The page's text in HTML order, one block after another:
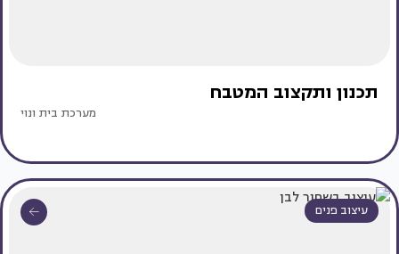
תכנון ותקצוב המטבח
מערכת בית ונוי
עיצוב פנים